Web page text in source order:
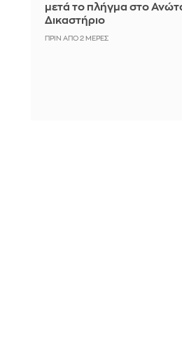
μετά το πλήγμα στο
Δικαστήριο
ΠΡΙΝ ΑΠΌ 2 ΜΈΡΕΣ